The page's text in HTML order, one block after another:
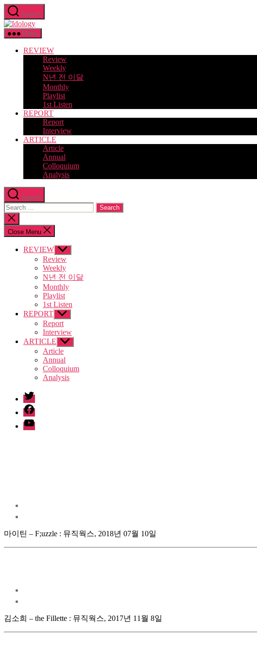
Skip
to
the
content
Search
Idology
Menu
REVIEW
Review
Weekly
N년 전 이달
Monthly
Playlist
1st Listen
REPORT
Report
Interview
ARTICLE
Article
Annual
Colloquium
Analysis
Search
Search
for:
Close
search
Close Menu
REVIEW Show
sub
menu
Review
Weekly
N년 전 이달
Monthly
Playlist
1st Listen
REPORT Show
sub
menu
Report
Interview
ARTICLE Show
sub
menu
Article
Annual
Colloquium
Analysis
twitter
facebook
Youtube
마이틴 – F;uzzle : 뮤직웍스, 2018년 07월 10일
김소희 – the Fillette : 뮤직웍스, 2017년 11월 8일